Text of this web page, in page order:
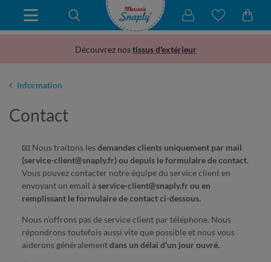
Découvrez nostissus d'extérieur
Information
Contact
📧 Nous traitons lesdemandes clients uniquement par mail
(service-client@snaply.fr) ou depuis le formulaire de contact.
Vous pouvez contacter notre équipe du service client en
envoyant un email à service-client@snaply.fr ou en
remplissant le formulaire de contact ci-dessous.
Nous n'offrons pas de service client par téléphone. Nous
répondrons toutefois aussi vite que possible et nous vous
aiderons généralementdans un délai d'un jour ouvré.